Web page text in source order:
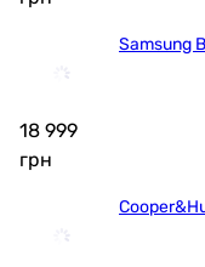
Samsung
18 999
грн